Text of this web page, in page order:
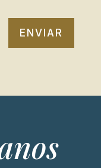
ENVIAR